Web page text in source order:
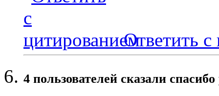
Ответить с
4 пользователей сказали